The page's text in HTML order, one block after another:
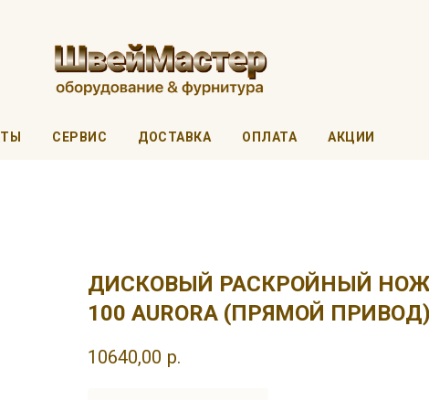
СЕРВИС ДОСТАВКА ОПЛАТА АКЦИИ
ДИСКОВЫЙ РАСКРОЙНЫЙ НОЖ
100 AURORA (ПРЯМОЙ ПРИВОД)
10640,00 р.